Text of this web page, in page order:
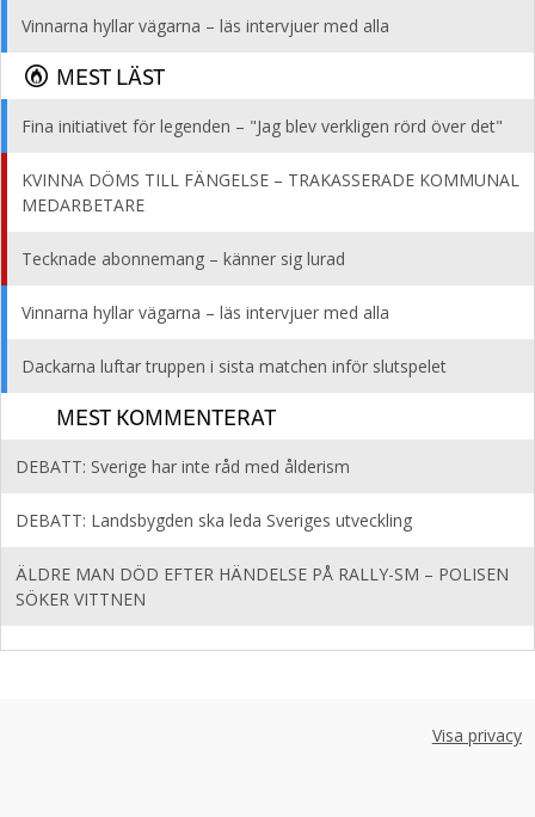
Vinnarna hyllar vägarna – läs intervjuer med alla
MEST LÄST
Fina initiativet för legenden – "Jag blev verkligen rörd över det"
KVINNA DÖMS TILL FÄNGELSE – TRAKASSERADE KOMMUNAL
MEDARBETARE
Tecknade abonnemang – känner sig lurad
Vinnarna hyllar vägarna – läs intervjuer med alla
Dackarna luftar truppen i sista matchen inför slutspelet
MEST KOMMENTERAT
DEBATT: Sverige har inte råd med ålderism
DEBATT: Landsbygden ska leda Sveriges utveckling
ÄLDRE MAN DÖD EFTER HÄNDELSE PÅ RALLY-SM – POLISEN
SÖKER VITTNEN
Visa privacy